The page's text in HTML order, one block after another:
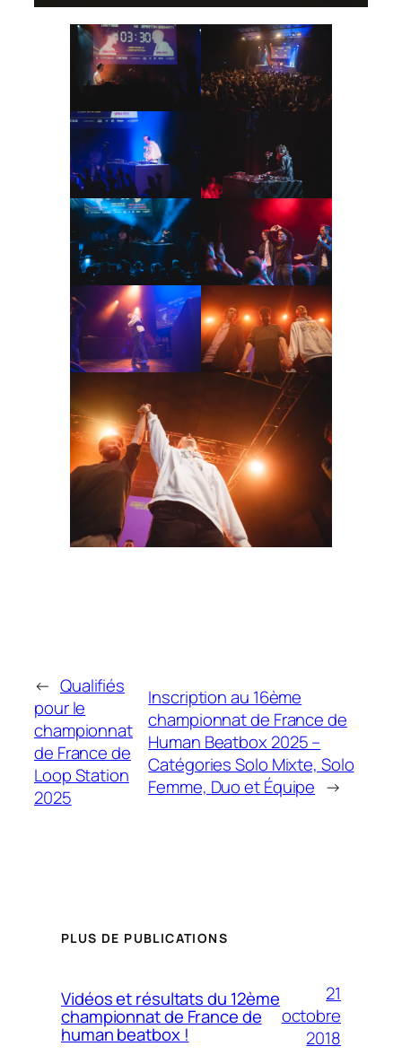
← Qualifiés
pour le
championnat
de France de
Loop Station
2025
Inscription au 16ème
championnat de France de
Human Beatbox 2025 –
Catégories Solo Mixte, Solo
Femme, Duo et Équipe →
PLUS DE PUBLICATIONS
Vidéos et résultats du 12ème
championnat de France de
human beatbox !
21
octobre
2018